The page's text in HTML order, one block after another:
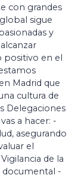
con grandes
sigue
y
positivo en el
Madrid que
cultura de
Delegaciones
a hacer: -
asegurando
el
de la
documental -